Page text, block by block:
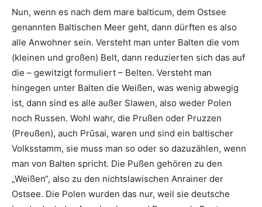
Nun, wenn es nach dem mare balticum, dem Ostsee
genannten Baltischen Meer geht, dann dürften es also
alle Anwohner sein. Versteht man unter Balten die vom
(kleinen und großen) Belt, dann reduzierten sich das auf
die – gewitzigt formuliert – Belten. Versteht man
hingegen unter Balten die Weißen, was wenig abwegig
ist, dann sind es alle außer Slawen, also weder Polen
noch Russen. Wohl wahr, die Prußen oder Pruzzen
(Preußen), auch Prūsai, waren und sind ein baltischer
Volksstamm, sie muss man so oder so dazuzählen, wenn
man von Balten spricht. Die Pußen gehören zu den
„Weißen“, also zu den nichtslawischen Anrainer der
Ostsee. Die Polen wurden das nur, weil sie deutsche